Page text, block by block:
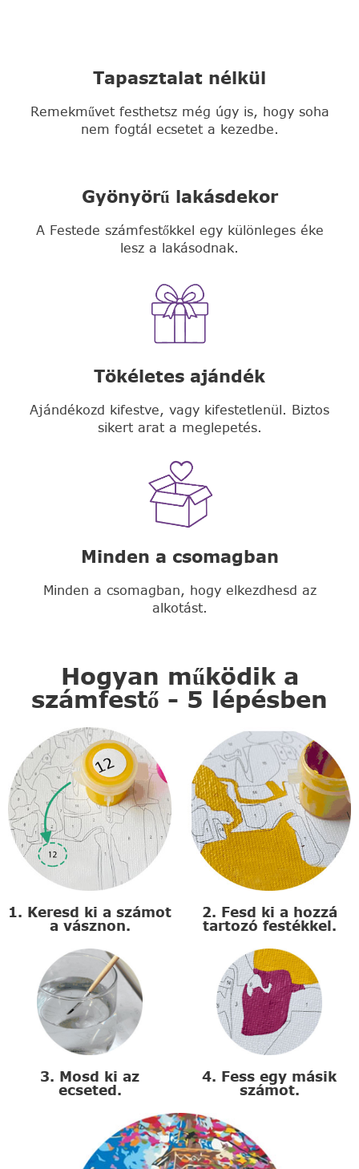
Tapasztalat nélkül
Remekművet festhetsz még úgy is, hogy soha
nem fogtál ecsetet a kezedbe.
Gyönyörű lakásdekor
A Festede számfestőkkel egy különleges éke
lesz a lakásodnak.
Tökéletes ajándék
Ajándékozd kifestve, vagy kifestetlenül. Biztos
sikert arat a meglepetés.
Minden a csomagban
Minden a csomagban, hogy elkezdhesd az
alkotást.
Hogyan működik a
számfestő - 5 lépésben
1. Keresd ki a számot
a vásznon.
2. Fesd ki a hozzá
tartozó festékkel.
3. Mosd ki az
ecseted.
4. Fess egy másik
számot.